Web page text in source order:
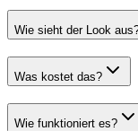
Wie sieht der Look
Was kostet das?
Wie funktioniert es?